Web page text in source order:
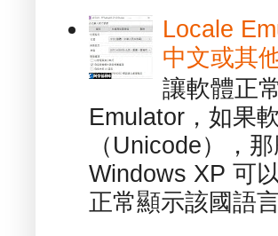
Locale
中文或其
讓軟體正
Emulator，如果
（Unicode），
Windows XP 可
正常顯示該國語